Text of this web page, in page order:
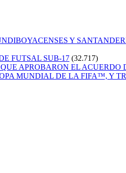
Y
FUTSAL SUB-17 (32.717)
APROBARON EL ACUERDO
MUNDIAL DE LA FIFA™, Y